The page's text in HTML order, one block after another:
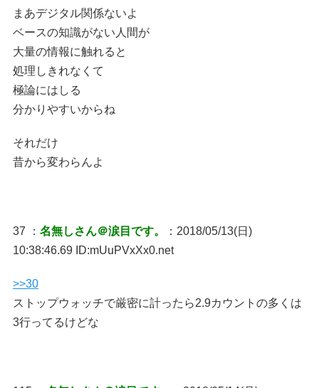
まあデジタル関係ないよ
ベースの知識がない人間が
大量の情報に触れると
処理しきれなくて
極論にはしる
分かりやすいからね
それだけ
昔から変わらんよ
37 ： 名無しさん＠涙目です。
：2018/05/13(日)
10:38:46.69 ID:mUuPVxXx0.net
>>30
ストップウォッチで厳密に計ったら2.9カウントの多くは
3行ってるけどな